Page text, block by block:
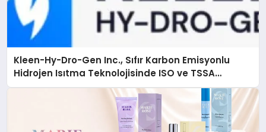
Kleen-Hy-Dro-Gen Inc., Sıfır Karbon Emisyonlu
Hidrojen Isıtma Teknolojisinde ISO ve TSSA
Düzenleyici Onaylarını Aldı